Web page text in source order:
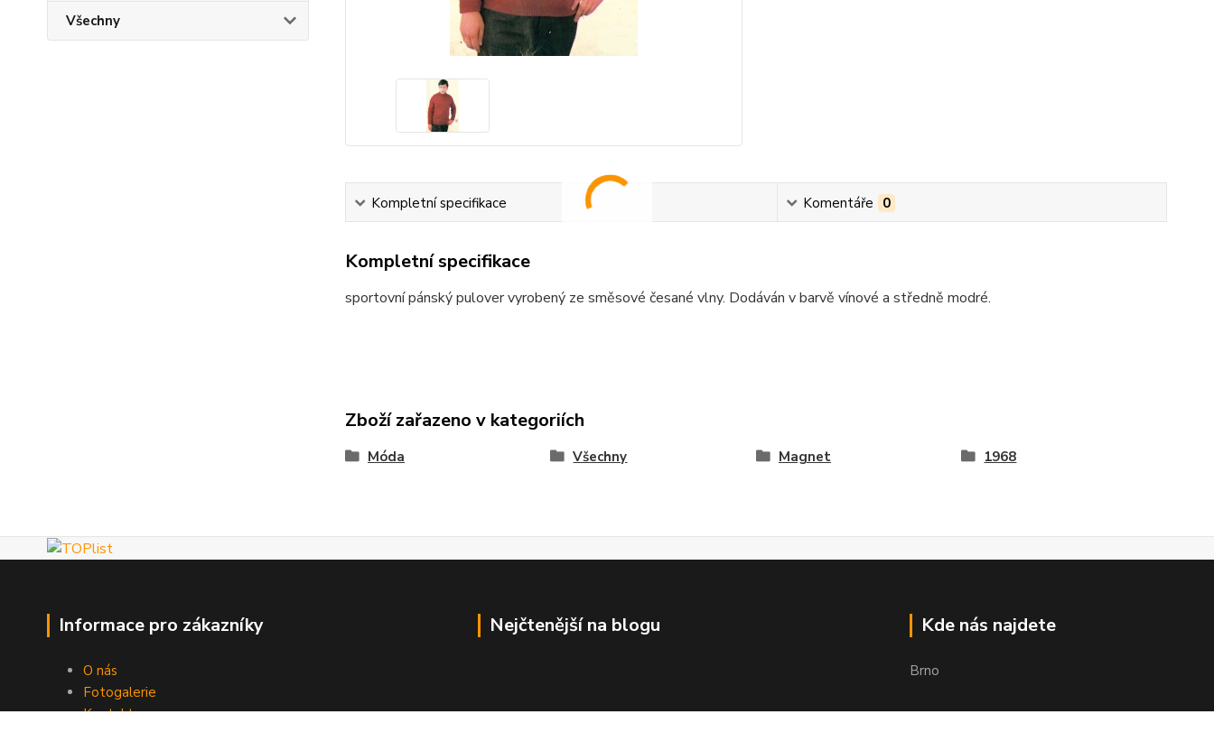
Všechny
Kompletní specifikace Komentáře 0
Kompletní specifikace
sportovní pánský pulover vyrobený ze směsové česané vlny. Dodáván v barvě vínové a středně modré.
Zboží zařazeno v kategoriích
Móda Všechny Magnet 1968
Informace pro zákazníky
O nás
Fotogalerie
Kontakty
Nejčtenější na blogu Kde nás najdete
Brno